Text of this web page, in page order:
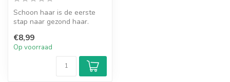
Schoon haar is de eerste
stap naar gezond haar.
shampoo zal...
€8,99
Op voorraad